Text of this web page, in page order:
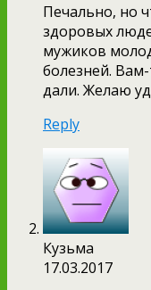
Печально, но
здоровых
мужиков
болезней.
дали. Желаю
Reply
Кузьма
17.03.2017